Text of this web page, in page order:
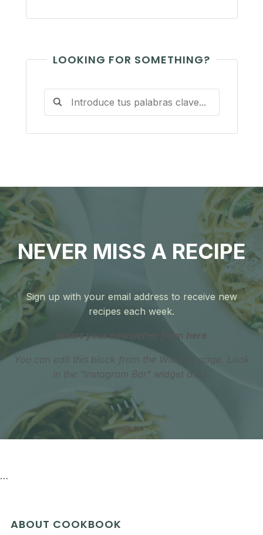
LOOKING FOR SOMETHING?
NEVER MISS A RECIPE
Sign up with your email address to receive new
recipes each week.
Insert your newsletter form here
You can edit this block from the Widgets page. Look
in the "Instagram Bar" widget area.
…
ABOUT COOKBOOK